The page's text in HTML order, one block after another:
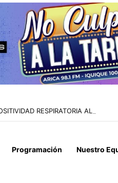
RESPIRATORIA
Programación Nuestro